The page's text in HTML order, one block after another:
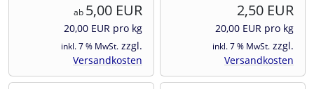
ab 5,00 EUR
20,00 EUR pro kg
inkl. 7 % MwSt. zzgl.
Versandkosten
2,50 EUR
20,00 EUR pro kg
inkl. 7 % MwSt. zzgl.
Versandkosten